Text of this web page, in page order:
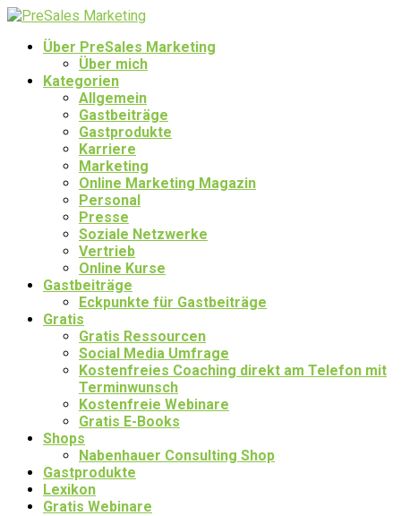
Über PreSales Marketing
Über mich
Kategorien
Allgemein
Gastbeiträge
Gastprodukte
Karriere
Marketing
Online Marketing Magazin
Personal
Presse
Soziale Netzwerke
Vertrieb
Online Kurse
Gastbeiträge
Eckpunkte für Gastbeiträge
Gratis
Gratis Ressourcen
Social Media Umfrage
Kostenfreies Coaching direkt am Telefon mit
Terminwunsch
Kostenfreie Webinare
Gratis E-Books
Shops
Nabenhauer Consulting Shop
Gastprodukte
Lexikon
Gratis Webinare